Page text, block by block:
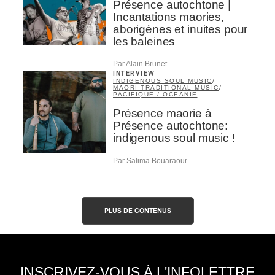
Présence autochtone |
Incantations maories,
aborigènes et inuites pour
les baleines
Par Alain Brunet
INTERVIEW
INDIGENOUS SOUL MUSIC/
MAORI TRADITIONAL MUSIC/
PACIFIQUE / OCÉANIE
Présence maorie à
Présence autochtone:
indigenous soul music !
Par Salima Bouaraour
PLUS DE CONTENUS